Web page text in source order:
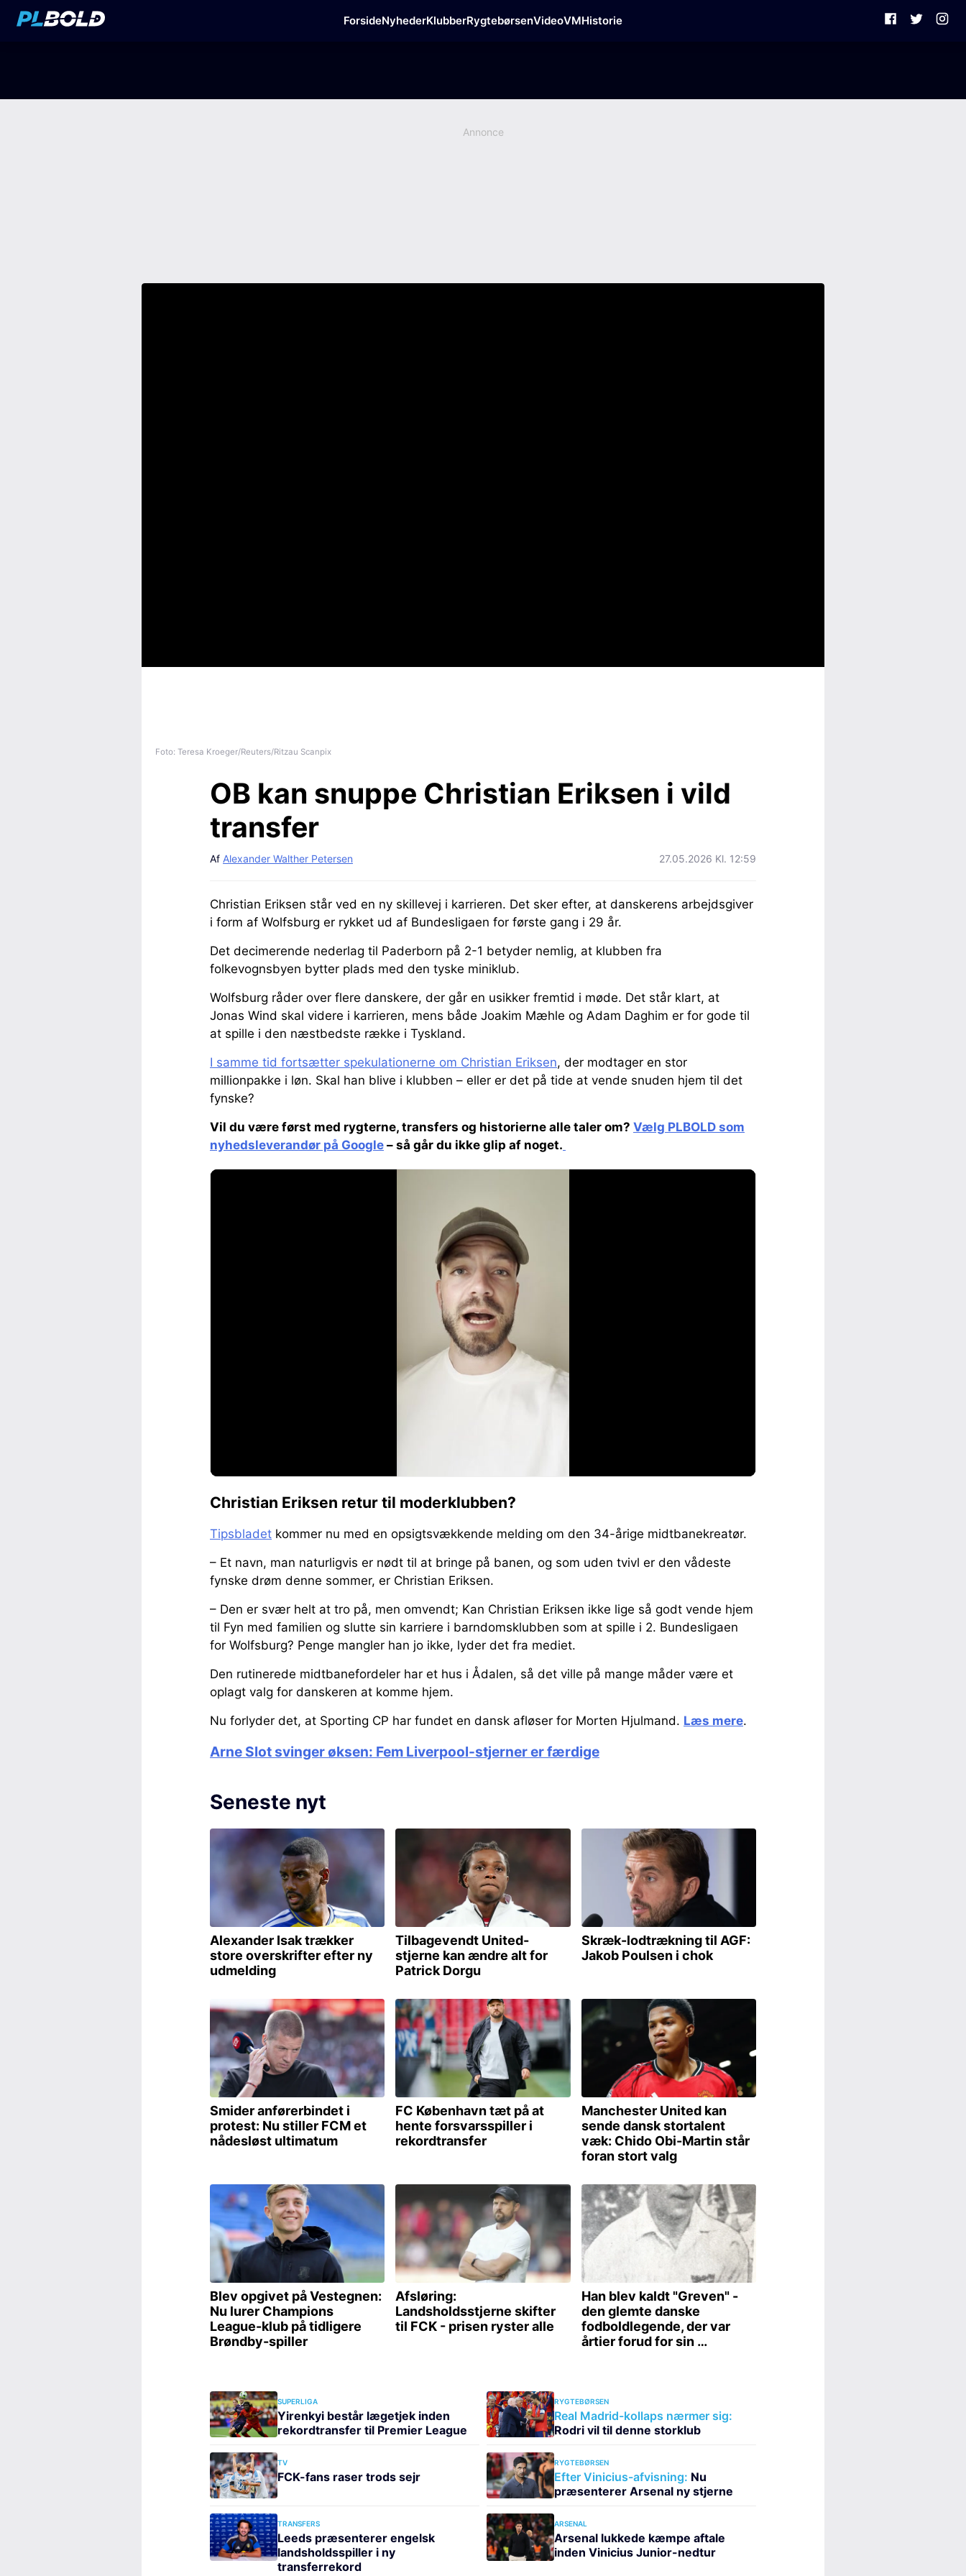
ForsideNyhederKlubberRygtebørsenVideoVMHistorie
Annonce
Foto: Teresa Kroeger/Reuters/Ritzau Scanpix
OB kan snuppe Christian Eriksen i vild
transfer
Af Alexander Walther Petersen 27.05.2026 Kl. 12:59
Christian Eriksen står ved en ny skillevej i karrieren. Det sker efter, at danskerens arbejdsgiver
i form af Wolfsburg er rykket ud af Bundesligaen for første gang i 29 år.
Det decimerende nederlag til Paderborn på 2-1 betyder nemlig, at klubben fra
folkevognsbyen bytter plads med den tyske miniklub.
Wolfsburg råder over flere danskere, der går en usikker fremtid i møde. Det står klart, at
Jonas Wind skal videre i karrieren, mens både Joakim Mæhle og Adam Daghim er for gode til
at spille i den næstbedste række i Tyskland.
I samme tid fortsætter spekulationerne om Christian Eriksen, der modtager en stor
millionpakke i løn. Skal han blive i klubben – eller er det på tide at vende snuden hjem til det
fynske?
Vil du være først med rygterne, transfers og historierne alle taler om? Vælg PLBOLD som
nyhedsleverandør på Google – så går du ikke glip af noget.
Christian Eriksen retur til moderklubben?
Tipsbladet kommer nu med en opsigtsvækkende melding om den 34-årige midtbanekreatør.
– Et navn, man naturligvis er nødt til at bringe på banen, og som uden tvivl er den vådeste
fynske drøm denne sommer, er Christian Eriksen.
– Den er svær helt at tro på, men omvendt; Kan Christian Eriksen ikke lige så godt vende hjem
til Fyn med familien og slutte sin karriere i barndomsklubben som at spille i 2. Bundesligaen
for Wolfsburg? Penge mangler han jo ikke, lyder det fra mediet.
Den rutinerede midtbanefordeler har et hus i Ådalen, så det ville på mange måder være et
oplagt valg for danskeren at komme hjem.
Nu forlyder det, at Sporting CP har fundet en dansk afløser for Morten Hjulmand. Læs mere.
Arne Slot svinger øksen: Fem Liverpool-stjerner er færdige
Seneste nyt
SUPERLIGA
Yirenkyi består lægetjek inden
rekordtransfer til Premier League
RYGTEBØRSEN
Real Madrid-kollaps nærmer sig:
Rodri vil til denne storklub
TV
FCK-fans raser trods sejr
RYGTEBØRSEN
Efter Vinicius-afvisning: Nu
præsenterer Arsenal ny stjerne
TRANSFERS
Leeds præsenterer engelsk
landsholdsspiller i ny
transferrekord
ARSENAL
Arsenal lukkede kæmpe aftale
inden Vinicius Junior-nedtur